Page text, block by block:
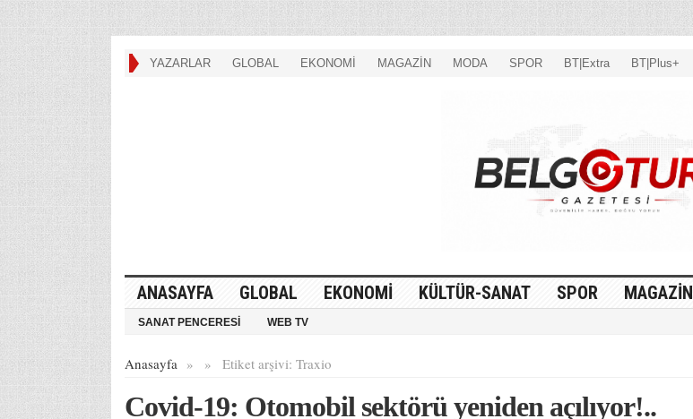
YAZARLAR GLOBAL EKONOMİ MAGAZİN MODA SPOR BT|Extra BT|Plus+
ANASAYFA GLOBAL EKONOMİ KÜLTÜR-SANAT SPOR MAGAZİN
SANAT PENCERESİ WEB TV
Anasayfa » Etiket arşivi:
» Traxio
Covid-19: Otomobil sektörü yeniden açılıyor!..